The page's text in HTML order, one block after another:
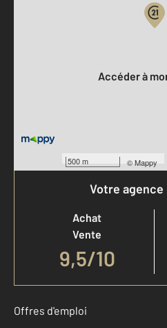
500 m ©Mappy
Accéder à
Votre
Achat
Vente
9,5/10
Offres d'emploi